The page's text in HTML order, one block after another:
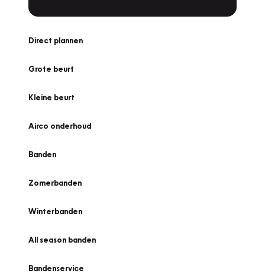
Direct plannen
Grote beurt
Kleine beurt
Airco onderhoud
Banden
Zomerbanden
Winterbanden
All season banden
Bandenservice